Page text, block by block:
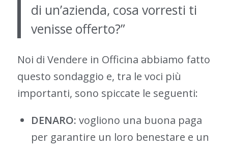
di un’azienda, cosa vorresti ti
venisse offerto?”
Noi di Vendere in Officina abbiamo fatto
questo sondaggio e, tra le voci più
importanti, sono spiccate le seguenti:
DENARO: vogliono una buona paga
per garantire un loro benestare e un